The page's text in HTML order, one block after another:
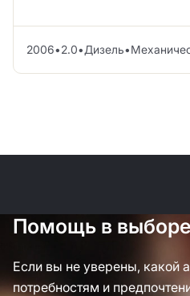
2006•2.0•Дизель•
Помощь в
Если вы не уверены, какой
потребностям и